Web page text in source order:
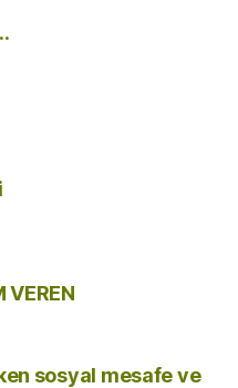
VEREN
sosyal mesafe ve